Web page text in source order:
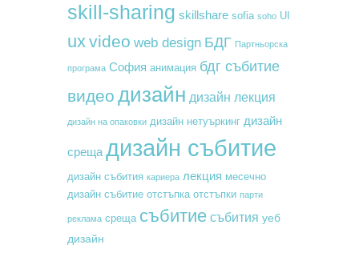
skill-sharing skillshare sofia soho UI
uxvideo web design БДГ Партньорска
програма София анимация бдг събитие
видео дизайн дизайн лекция
дизайн на опаковки дизайн нетуъркинг дизайн
среща дизайн събитие
дизайн събития кариера лекция месечно
дизайн събитие отстъпка отстъпки парти
реклама среща събитие събития уеб
дизайн